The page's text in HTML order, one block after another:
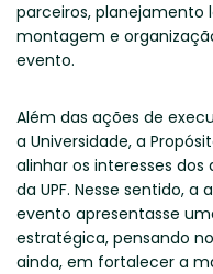
parceiros, planejamento
montagem e
evento.
Além das ações de
a Universidade, a
alinhar os interesses dos
da UPF. Nesse sentido,
evento apresentasse
estratégica, pensando
ainda, em fortalecer a